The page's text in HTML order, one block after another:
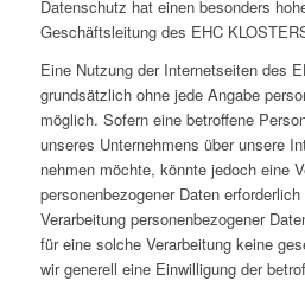
Datenschutz hat einen besonders
Geschäftsleitung des EHC
Eine Nutzung der Internetseiten des
grundsätzlich ohne jede Angabe
möglich. Sofern eine betroffene
unseres Unternehmens über unsere
nehmen möchte, könnte jedoch eine
personenbezogener Daten
Verarbeitung personenbezogener
für eine solche Verarbeitung keine
wir generell eine Einwilligung der